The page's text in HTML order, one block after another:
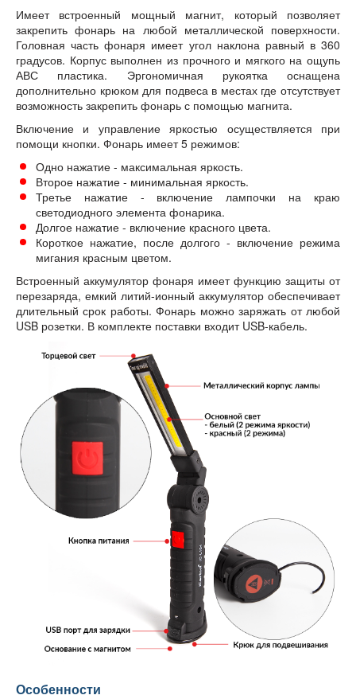
Имеет встроенный мощный магнит, который позволяет
закрепить фонарь на любой металлической поверхности.
Головная часть фонаря имеет угол наклона равный в 360
градусов. Корпус выполнен из прочного и мягкого на ощупь
АВС пластика. Эргономичная рукоятка оснащена
дополнительно крюком для подвеса в местах где отсутствует
возможность закрепить фонарь с помощью магнита.
Включение и управление яркостью осуществляется при
помощи кнопки. Фонарь имеет 5 режимов:
Одно нажатие - максимальная яркость.
Второе нажатие - минимальная яркость.
Третье нажатие - включение лампочки на краю
светодиодного элемента фонарика.
Долгое нажатие - включение красного цвета.
Короткое нажатие, после долгого - включение режима
мигания красным цветом.
Встроенный аккумулятор фонаря имеет функцию защиты от
перезаряда, емкий литий-ионный аккумулятор обеспечивает
длительный срок работы. Фонарь можно заряжать от любой
USB розетки. В комплекте поставки входит USB-кабель.
Особенности